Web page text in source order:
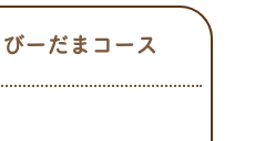
ーだまコース